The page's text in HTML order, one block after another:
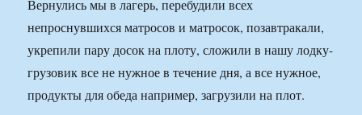
Вернулись мы в лагерь, перебудили всех
непроснувшихся матросов и матросок, позавтракали,
укрепили пару досок на плоту, сложили в нашу лодку-
грузовик все не нужное в течение дня, а все нужное,
продукты для обеда например, загрузили на плот.